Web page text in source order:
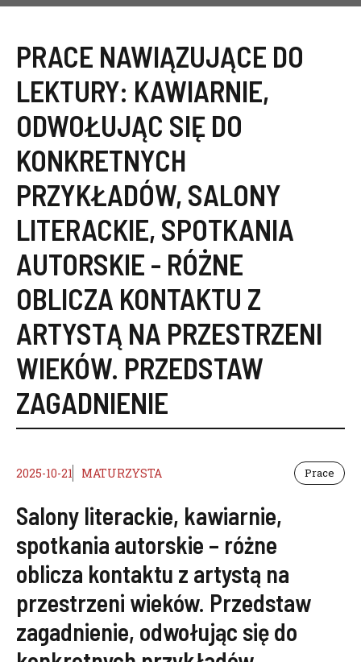
PRACE NAWIĄZUJĄCE DO
LEKTURY: KAWIARNIE,
ODWOŁUJĄC SIĘ DO
KONKRETNYCH
PRZYKŁADÓW, SALONY
LITERACKIE, SPOTKANIA
AUTORSKIE - RÓŻNE
OBLICZA KONTAKTU Z
ARTYSTĄ NA PRZESTRZENI
WIEKÓW. PRZEDSTAW
ZAGADNIENIE
2025-10-21 MATURZYSTA Prace
Salony literackie, kawiarnie,
spotkania autorskie – różne
oblicza kontaktu z artystą na
przestrzeni wieków. Przedstaw
zagadnienie, odwołując się do